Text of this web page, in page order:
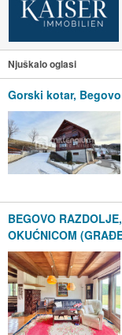
Njuškalo oglasi
Gorski kotar,
BEGOVO
OKUĆNICOM